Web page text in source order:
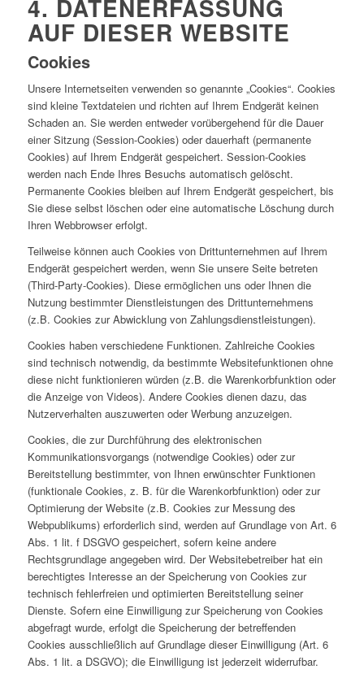
4. DATENERFASSUNG
AUF DIESER WEBSITE
Cookies
Unsere Internetseiten verwenden so genannte „Cookies“. Cookies
sind kleine Textdateien und richten auf Ihrem Endgerät keinen
Schaden an. Sie werden entweder vorübergehend für die Dauer
einer Sitzung (Session-Cookies) oder dauerhaft (permanente
Cookies) auf Ihrem Endgerät gespeichert. Session-Cookies
werden nach Ende Ihres Besuchs automatisch gelöscht.
Permanente Cookies bleiben auf Ihrem Endgerät gespeichert, bis
Sie diese selbst löschen oder eine automatische Löschung durch
Ihren Webbrowser erfolgt.
Teilweise können auch Cookies von Drittunternehmen auf Ihrem
Endgerät gespeichert werden, wenn Sie unsere Seite betreten
(Third-Party-Cookies). Diese ermöglichen uns oder Ihnen die
Nutzung bestimmter Dienstleistungen des Drittunternehmens
(z.B. Cookies zur Abwicklung von Zahlungsdienstleistungen).
Cookies haben verschiedene Funktionen. Zahlreiche Cookies
sind technisch notwendig, da bestimmte Websitefunktionen ohne
diese nicht funktionieren würden (z.B. die Warenkorbfunktion oder
die Anzeige von Videos). Andere Cookies dienen dazu, das
Nutzerverhalten auszuwerten oder Werbung anzuzeigen.
Cookies, die zur Durchführung des elektronischen
Kommunikationsvorgangs (notwendige Cookies) oder zur
Bereitstellung bestimmter, von Ihnen erwünschter Funktionen
(funktionale Cookies, z. B. für die Warenkorbfunktion) oder zur
Optimierung der Website (z.B. Cookies zur Messung des
Webpublikums) erforderlich sind, werden auf Grundlage von Art. 6
Abs. 1 lit. f DSGVO gespeichert, sofern keine andere
Rechtsgrundlage angegeben wird. Der Websitebetreiber hat ein
berechtigtes Interesse an der Speicherung von Cookies zur
technisch fehlerfreien und optimierten Bereitstellung seiner
Dienste. Sofern eine Einwilligung zur Speicherung von Cookies
abgefragt wurde, erfolgt die Speicherung der betreffenden
Cookies ausschließlich auf Grundlage dieser Einwilligung (Art. 6
Abs. 1 lit. a DSGVO); die Einwilligung ist jederzeit widerrufbar.